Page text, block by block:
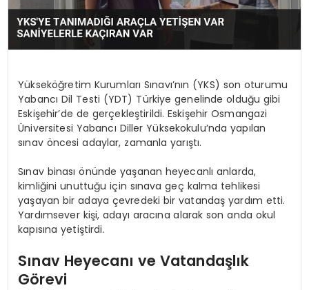
Yükseköğretim Kurumları Sınavı’nın (YKS) son oturumu
Yabancı Dil Testi (YDT) Türkiye genelinde olduğu gibi
Eskişehir’de de gerçekleştirildi. Eskişehir Osmangazi
Üniversitesi Yabancı Diller Yüksekokulu’nda yapılan
sınav öncesi adaylar, zamanla yarıştı.
Sınav binası önünde yaşanan heyecanlı anlarda,
kimliğini unuttuğu için sınava geç kalma tehlikesi
yaşayan bir adaya çevredeki bir vatandaş yardım etti.
Yardımsever kişi, adayı aracına alarak son anda okul
kapısına yetiştirdi.
Sınav Heyecanı ve Vatandaşlık
Görevi